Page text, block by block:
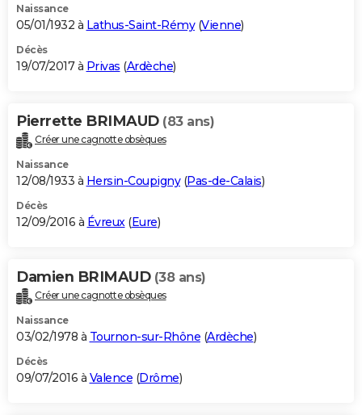
Naissance
05/01/1932 à Lathus-Saint-Rémy(Vienne)
Décès
19/07/2017 à Privas (Ardèche)
Pierrette BRIMAUD (83 ans)
Créer une cagnotte obsèques
Naissance
12/08/1933 à Hersin-Coupigny(Pas-de-Calais)
Décès
12/09/2016 à Évreux(Eure)
Damien BRIMAUD (38 ans)
Créer une cagnotte obsèques
Naissance
03/02/1978 à Tournon-sur-Rhône (Ardèche)
Décès
09/07/2016 à Valence (Drôme)